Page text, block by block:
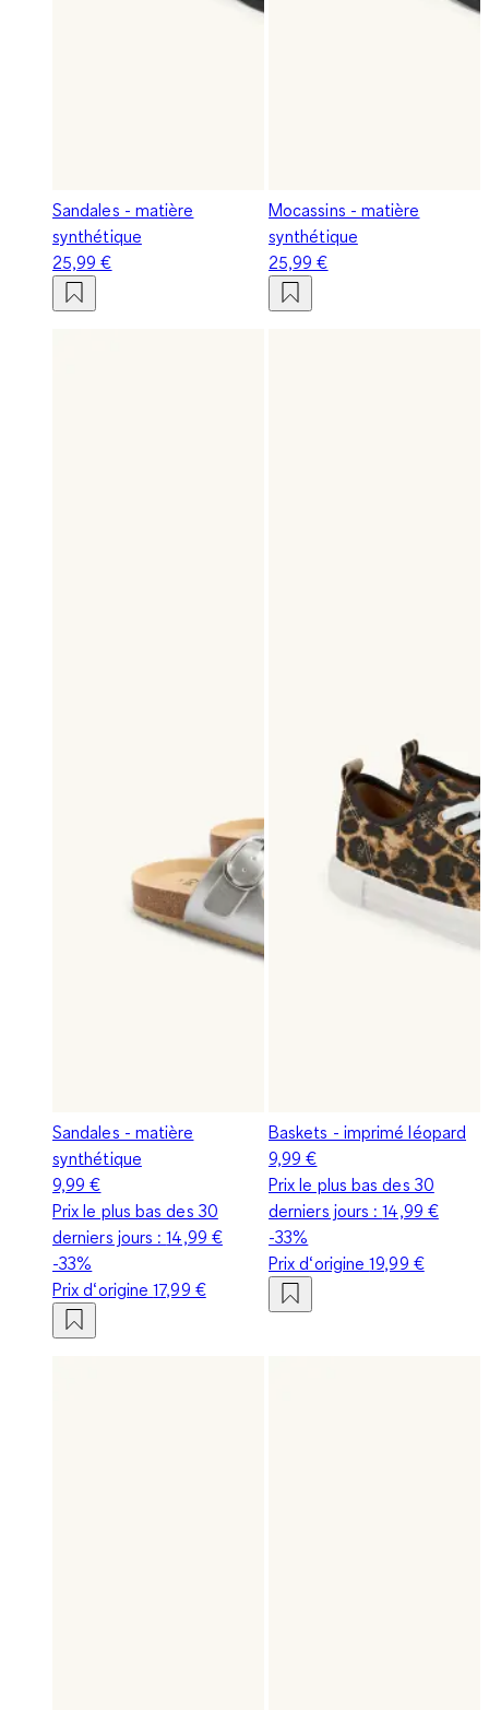
Sandales - matière
synthétique
25,99 €
Mocassins - matière
synthétique
25,99 €
Sandales - matière
synthétique
9,99 €
Prix le plus bas des 30
derniers jours :14,99 €
-33%
Prix d‘origine17,99 €
Baskets - imprimé léopard
9,99 €
Prix le plus bas des 30
derniers jours :14,99 €
-33%
Prix d‘origine19,99 €